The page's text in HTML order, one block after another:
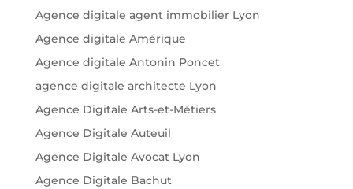
Agence digitale agent immobilier Lyon
Agence digitale Amérique
Agence digitale Antonin Poncet
agence digitale architecte Lyon
Agence Digitale Arts-et-Métiers
Agence Digitale Auteuil
Agence Digitale Avocat Lyon
Agence Digitale Bachut